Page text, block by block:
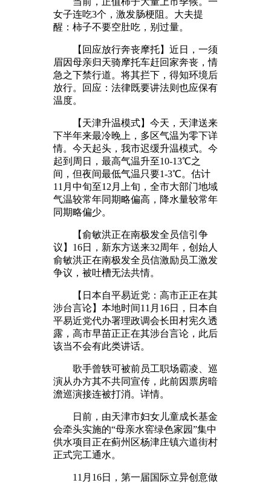
女子连吃3个，激发肠梗阻。大夫提
醒：柿子不要空肚吃，别过量。
【回应放行奔丧摩托】近日，一须
眉因母亲归天骑摩托车赶回家奔丧，情
急之下禁行道。将其拦下，得知环境后
放行。回应：法律既要讲法则也应保有
温度。
【天津升温模式】今天，天津送来
下半年来最冷晚上，多区气温为零下详
情。今天起头，我市迟缓升温模式。今
起到周日，最高气温升至10-13℃之
间，但夜间最低气温只要1-3℃。估计
11月中旬至12月上旬，全市大部门地域
气温较常年同期略偏高，降水量较常年
同期略偏少。
【俞敏洪正在南极发全员信引争
议】16日，新东方送来32周年，创始人
俞敏洪正在南极发全员信激励员工激发
争议，被吐槽无法共情。
【日本自平易近党：高市正正在其
涉台言论】本地时间11月16日，日本自
平易近党代办署理政调会长田村宪久透
露，高市早苗正正在其涉台言论，此后
该当不会有此类讲话。
歌手曾轶可被前员工职场霸凌、巡
演从办方其不共同宣传，此前因票房暗
澹巡演接连被打消。详情。
日前，由天津市妇女儿童成长基金
会牵头实施的“母亲水窖绿色家园”集中
供水项目正在蓟州区杨津庄镇六道街村
正式完工通水。
11月16日，第一届国际立异创意做